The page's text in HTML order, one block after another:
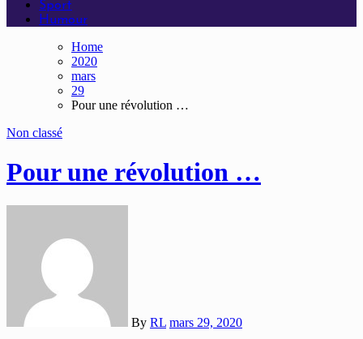
Sport
Humour
Home
2020
mars
29
Pour une révolution …
Non classé
Pour une révolution …
By RL mars 29, 2020